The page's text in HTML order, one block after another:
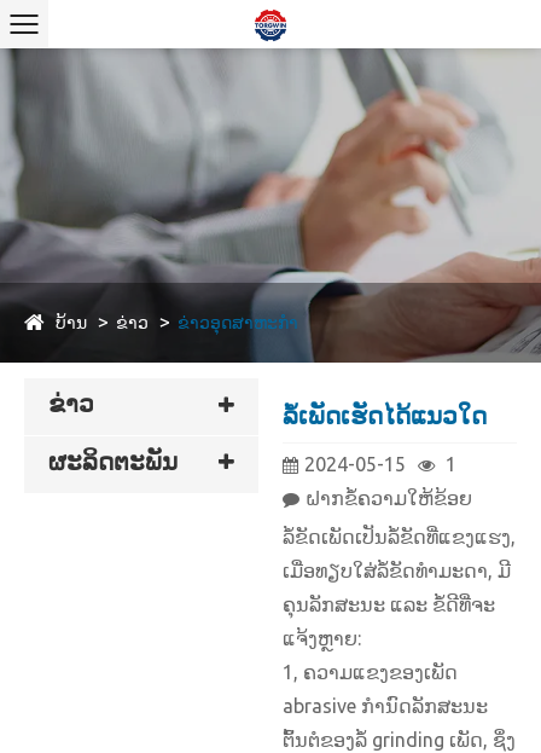
ບ້ານ ຂ່າວ ຂ່າວອຸດສາຫະກໍາ
ຂ່າວ
ຜະລິດຕະພັນ
ລໍ້ເພັດເຮັດໄດ້ແນວໃດ
2024-05-15
1
ຝາກຂໍ້ຄວາມໃຫ້ຂ້ອຍ
ລໍ້​ຂັດ​ເພັດ​ເປັນ​ລໍ້​ຂັດ​ທີ່​ແຂງ​ແຮງ,
ເມື່ອ​ທຽບ​ໃສ່​ລໍ້​ຂັດ​ທຳມະດາ, ມີ​
ຄຸນ​ລັກ​ສະ​ນະ ແລະ ຂໍ້​ດີ​ທີ່​ຈະ​
ແຈ້ງ​ຫຼາຍ:
1, ຄວາມແຂງຂອງເພັດ
abrasive ກໍານົດລັກສະນະ
ຕົ້ນຕໍຂອງລໍ້ grinding ເພັດ, ຊຶ່ງ